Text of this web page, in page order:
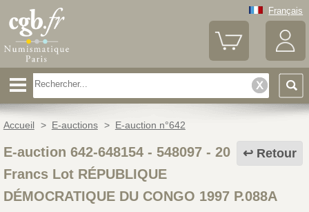
Français
Accueil > E-auctions > E-auction n°642
Retour
E-auction 642-648154 - 548097- 20
Francs Lot RÉPUBLIQUE
DÉMOCRATIQUE DU CONGO 1997 P.088A